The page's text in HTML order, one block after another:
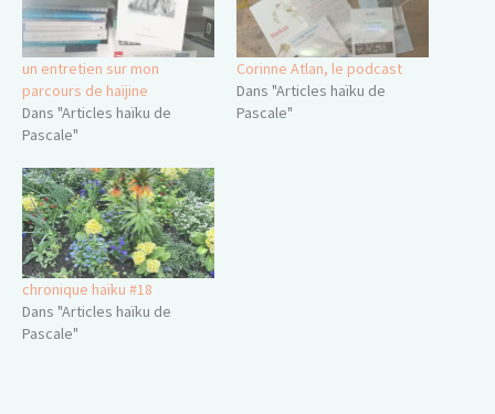
un entretien sur mon
parcours de haïjine
Dans "Articles haïku de
Pascale"
Corinne Atlan, le podcast
Dans "Articles haïku de
Pascale"
chronique haïku #18
Dans "Articles haïku de
Pascale"